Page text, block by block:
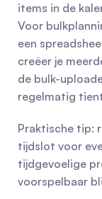
items in de
Voor
een
creëer je
de bulk-
regelmatig
Praktische tip:
tijdslot voor
tijdgevoelige
voorspelbaar